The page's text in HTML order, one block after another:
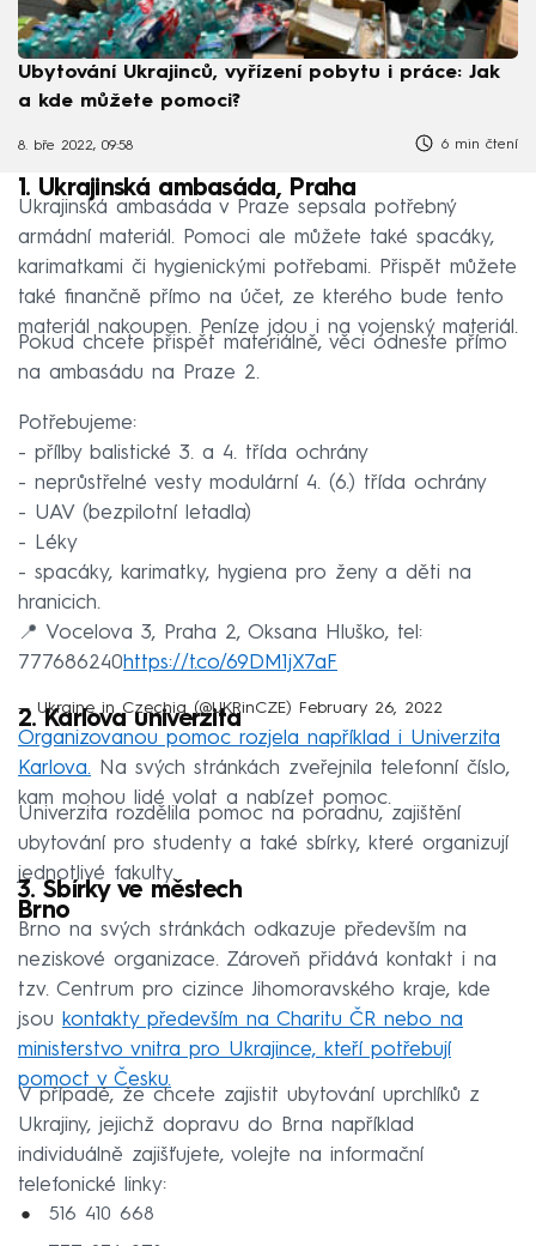
Ubytování Ukrajinců, vyřízení pobytu i práce: Jak
a kde můžete pomoci?
8. bře 2022, 09:58 6 min čtení
1. Ukrajinská ambasáda, Praha
Ukrajinská ambasáda v Praze sepsala potřebný
armádní materiál. Pomoci ale můžete také spacáky,
karimatkami či hygienickými potřebami. Přispět můžete
také finančně přímo na účet, ze kterého bude tento
materiál nakoupen. Peníze jdou i na vojenský materiál.
Pokud chcete přispět materiálně, věci odneste přímo
na ambasádu na Praze 2.
Potřebujeme:
- přílby balistické 3. a 4. třída ochrány
- neprůstřelné vesty modulární 4. (6.) třída ochrány
- UAV (bezpilotní letadla)
- Léky
- spacáky, karimatky, hygiena pro ženy a děti na
hranicich.
📍 Vocelova 3, Praha 2, Oksana Hluško, tel:
777686240https://t.co/69DM1jX7aF
— Ukraine in Czechia (@UKRinCZE) February 26, 2022
2. Karlova univerzita
Organizovanou pomoc rozjela například i Univerzita
Karlova. Na svých stránkách zveřejnila telefonní číslo,
kam mohou lidé volat a nabízet pomoc.
Univerzita rozdělila pomoc na poradnu, zajištění
ubytování pro studenty a také sbírky, které organizují
jednotlivé fakulty.
3. Sbírky ve městech
Brno
Brno na svých stránkách odkazuje především na
neziskové organizace. Zároveň přidává kontakt i na
tzv. Centrum pro cizince Jihomoravského kraje, kde
jsou kontakty především na Charitu ČR nebo na
ministerstvo vnitra pro Ukrajince, kteří potřebují
pomoct v Česku.
V případě, že chcete zajistit ubytování uprchlíků z
Ukrajiny, jejichž dopravu do Brna například
individuálně zajišťujete, volejte na informační
telefonické linky:
516 410 668